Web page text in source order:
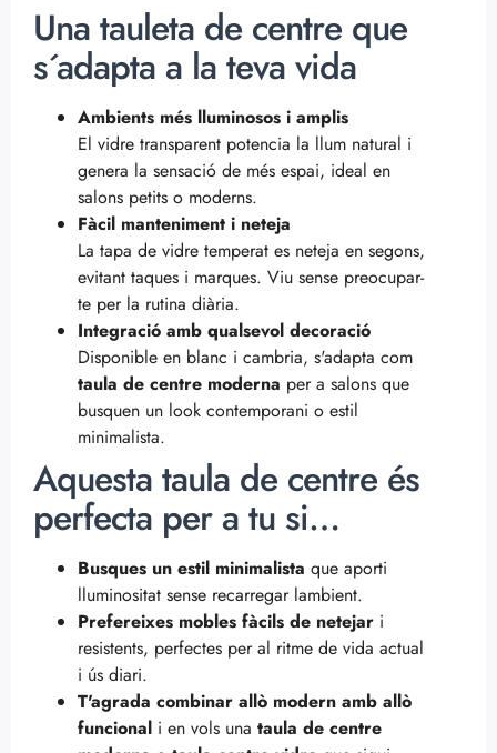
Una tauleta de centre que
s´adapta a la teva vida
Ambients més lluminosos i amplis
El vidre transparent potencia la llum natural i
genera la sensació de més espai, ideal en
salons petits o moderns.
Fàcil manteniment i neteja
La tapa de vidre temperat es neteja en segons,
evitant taques i marques. Viu sense preocupar-
te per la rutina diària.
Integració amb qualsevol decoració
Disponible en blanc i cambria, s'adapta com
taula de centre moderna per a salons que
busquen un look contemporani o estil
minimalista.
Aquesta taula de centre és
perfecta per a tu si…
Busques un estil minimalista que aporti
lluminositat sense recarregar lambient.
Prefereixes mobles fàcils de netejar i
resistents, perfectes per al ritme de vida actual
i ús diari.
T'agrada combinar allò modern amb allò
funcional i en vols una taula de centre